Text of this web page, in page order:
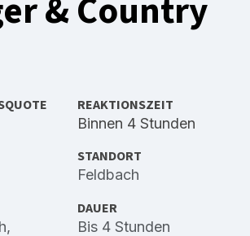
& Country
REAKTIONSZEIT
Binnen 4 Stunden
STANDORT
Feldbach
,
DAUER
Bis 4 Stunden